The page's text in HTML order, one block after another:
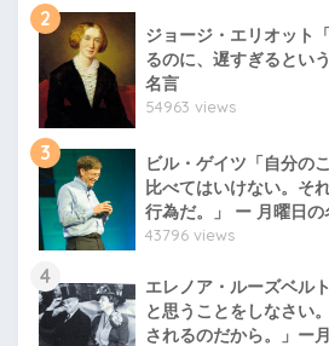
2
ジョージ・エリオット
るのに、遅すぎるとい
名言
54963 views
3
ビル・ゲイツ「自分の
比べてはいけない。そ
行為だ。」 ー 月曜日の
43796 views
4
エレノア・ルーズベル
と思うことをしなさい
されるのだから。」ー